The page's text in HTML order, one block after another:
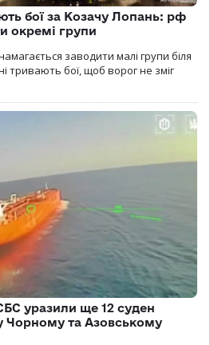
бої за Козачу Лопань: рф
окремі групи
заводити малі групи біля
тривають бої, щоб ворог не зміг
уразили ще 12 суден
Чорному та Азовському